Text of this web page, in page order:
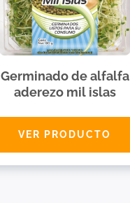
Germinado de alfalfa
aderezo mil islas
VER PRODUCTO